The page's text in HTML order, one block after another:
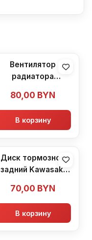
Вентилятор
радиатора
(1990-1992)
80,00 BYN
В корзину
Диск тормозной
задний Kawasaki
70,00 BYN
В корзину